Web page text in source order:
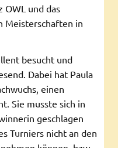
OWL und das
Meisterschaften in
besucht und
Dabei hat Paula
einen
Sie musste sich in
geschlagen
Turniers nicht an den